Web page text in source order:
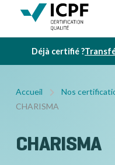
Déjà certifié ?
Accueil Nos
CHARISMA
CHARISMA